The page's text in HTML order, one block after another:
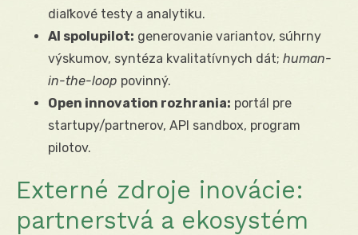
diaľkové testy a analytiku.
AI spolupilot: generovanie variantov, súhrny
výskumov, syntéza kvalitatívnych dát; human-
in-the-loop povinný.
Open innovation rozhrania: portál pre
startupy/partnerov, API sandbox, program
pilotov.
Externé zdroje inovácie:
partnerstvá a ekosystém